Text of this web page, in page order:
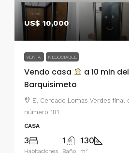
US$ 10,000
VENTA NEGOCIABLE
Vendo casa
a 10 min
Barquisimeto
El Cercado Lomas Verdes final
número 181
CASA
3
Habitaciones
1
Baño
130
m²